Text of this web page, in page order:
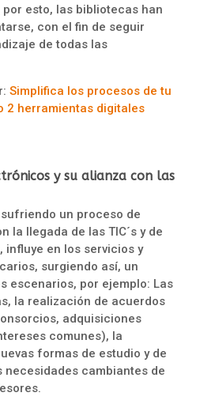
esto, las bibliotecas han
con el fin de seguir
de todas las
Simplifica los procesos de tu
2 herramientas digitales
y su alianza con las
un proceso de
la llegada de las TIC´s y de
influye en los servicios y
surgiendo así, un
escenarios, por ejemplo: Las
la realización de acuerdos
adquisiciones
comunes), la
formas de estudio y de
necesidades cambiantes de